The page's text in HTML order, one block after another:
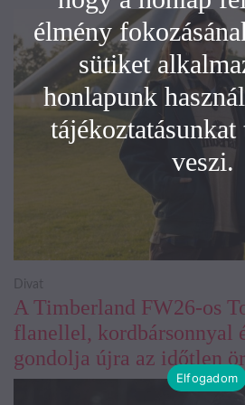
A Timberland FW26-os
flanellel, kordbársonnyal
gondolja újra az időtlen
Divat
élmény
sütiket
honlapunk
tájékoztatásunkat
veszi.
Elfogadom